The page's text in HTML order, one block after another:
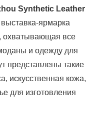
Synthetic Leather
ярмарка
охватывающая все
и одежду для
представлены такие
искусственная кожа,
для изготовления